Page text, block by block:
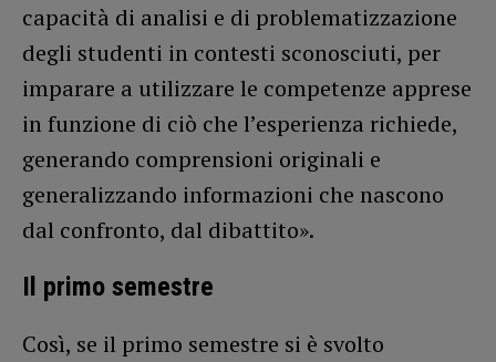
capacità di analisi e di problematizzazione
degli studenti in contesti sconosciuti, per
imparare a utilizzare le competenze apprese
in funzione di ciò che l’esperienza richiede,
generando comprensioni originali e
generalizzando informazioni che nascono
dal confronto, dal dibattito».
Il primo semestre
Così, se il primo semestre si è svolto